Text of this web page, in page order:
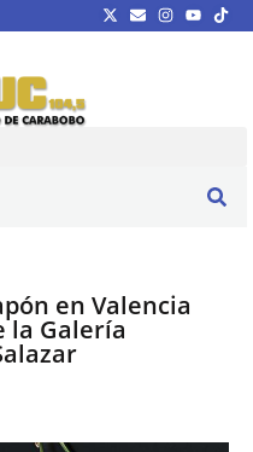
en Valencia
la Galería